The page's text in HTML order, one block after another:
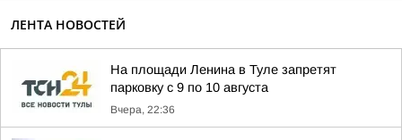
ЛЕНТА НОВОСТЕЙ
На площади Ленина в Туле запретят
парковку с 9 по 10 августа
Вчера, 22:36